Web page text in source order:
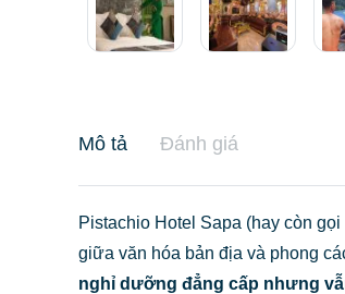
Mô tả Đánh giá
Pistachio Hotel Sapa (hay còn
giữa văn hóa bản địa và phong
nghỉ dưỡng đẳng cấp nhưng